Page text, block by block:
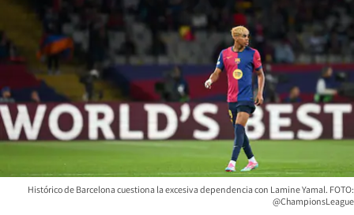
Histórico de Barcelona cuestiona la excesiva dependencia con Lamine Yamal. FOTO:
@ChampionsLeague